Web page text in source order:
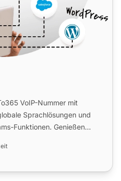
VoIP-Nummer mit
Sprachlösungen und
Funktionen. Genießen